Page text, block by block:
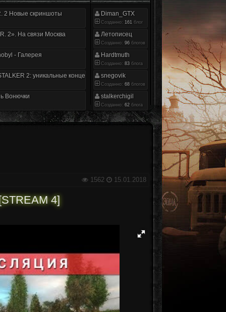
2 Новые скриншоты
2». На связи Москва
- Галерея
2: уникальные концепт-арты
Вонючки
Diman_GTX
Созданно: 161 блог
Летописец
Созданно: 96 блогов
Hardtmuth
Созданно: 83 блога
snegovik
Созданно: 68 блогов
stalkerchigil
Созданно: 62 блога
1562 15.01.2018
4]